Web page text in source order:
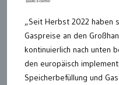
„Seit Herbst 2022 haben
Gaspreise an den
kontinuierlich nach unten
den europäisch
Speicherbefüllung und